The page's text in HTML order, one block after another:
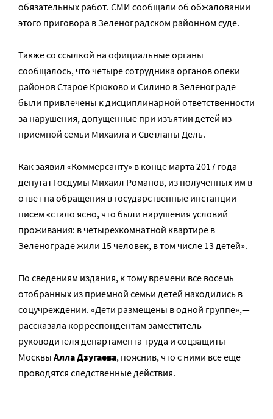
обязательных работ. СМИ сообщали об обжаловании
этого приговора в Зеленоградском районном суде.
Также со ссылкой на официальные органы
сообщалось, что четыре сотрудника органов опеки
районов Старое Крюково и Силино в Зеленограде
были привлечены к дисциплинарной ответственности
за нарушения, допущенные при изъятии детей из
приемной семьи Михаила и Светланы Дель.
Как заявил «Коммерсанту» в конце марта 2017 года
депутат Госдумы Михаил Романов, из полученных им в
ответ на обращения в государственные инстанции
писем «стало ясно, что были нарушения условий
проживания: в четырехкомнатной квартире в
Зеленограде жили 15 человек, в том числе 13 детей».
По сведениям издания, к тому времени все восемь
отобранных из приемной семьи детей находились в
соцучреждении. «Дети размещены в одной группе»,—
рассказала корреспондентам заместитель
руководителя департамента труда и соцзащиты
Москвы Алла Дзугаева, пояснив, что с ними все еще
проводятся следственные действия.